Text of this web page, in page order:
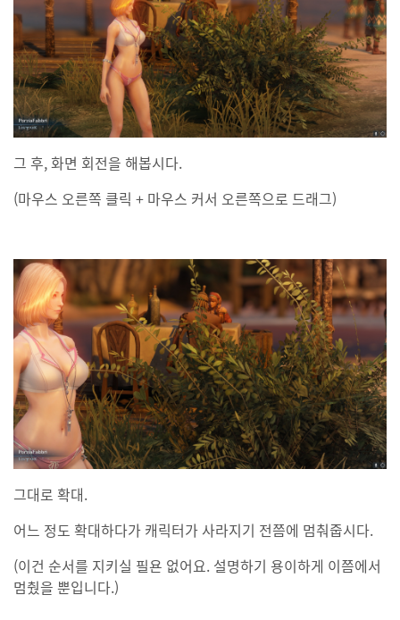
그 후, 화면 회전을 해봅시다.
(마우스 오른쪽 클릭 + 마우스 커서 오른쪽으로 드래그)
그대로 확대.
어느 정도 확대하다가 캐릭터가 사라지기 전쯤에 멈춰줍시다.
(이건 순서를 지키실 필욘 없어요. 설명하기 용이하게 이쯤에서
멈췄을 뿐입니다.)